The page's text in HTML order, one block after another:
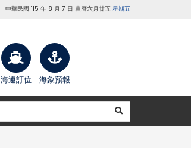
中華民國 115 年 8 月 7 日 農曆六月廿五 星期五
海運訂位 海象預報